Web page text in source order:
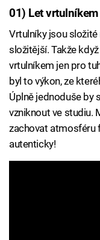
01) Let vrtulníkem
Vrtulníky jsou
složitější. Takže
vrtulníkem jen pro
byl to výkon, ze
Úplně jednoduše by
vzniknout ve studiu.
zachovat atmosféru
autenticky!